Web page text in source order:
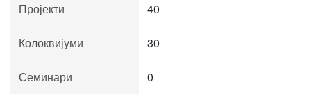
Пројекти 40
Колоквијуми 30
Семинари 0